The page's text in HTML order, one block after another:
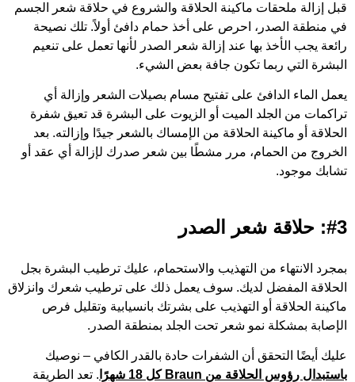
قبل إزالة ملحقات ماكينة الحلاقة والشروع في حلاقة شعر الجسم
في منطقة الصدر، احرص على أخذ حمام دافئ أولاً. تلك نصيحة
رائعة يجب الأخذ بها عند إزالة شعر الصدر لأنها تعمل على تنعيم
البشرة التي ربما تكون جافة بعض الشيء.
يعمل الماء الدافئ على تفتيح مسام بصيلات الشعر وإزالة أي
تراكمات من الجلد الميت أو الزيوت على البشرة قد تعيق شفرة
الحلاقة أو ماكينة الحلاقة من الإمساك بالشعر جيدًا وإزالته. بعد
الخروج من الحمام، مرر مشطًا بين شعر صدرك لإزالة أي عقد أو
تشابك موجود.
#3: حلاقة شعر الصدر
بمجرد الانتهاء من التهذيب والاستحمام، عليك ترطيب البشرة بجل
الحلاقة المفضل لديك. سوف يعمل ذلك على ترطيب شعرك وانزلاق
ماكينة الحلاقة أو التهذيب على بشرتك بانسيابية وتقليل فرص
الإصابة بمشكلة نمو شعر تحت الجلد بمنطقة الصدر.
عليك أيضًا التحقق أن الشفرات حادة بالقدر الكافي – نوصيك
باستبدال رؤوس الحلاقة من Braun كل 18 شهرًا
. تعد الطريقة